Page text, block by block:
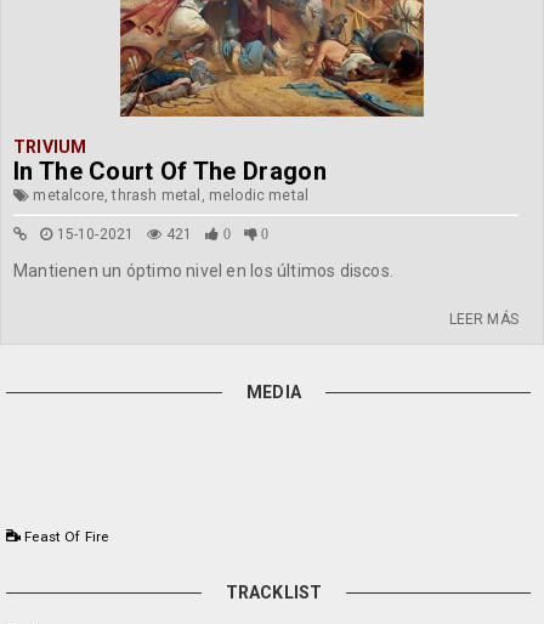
TRIVIUM
In The Court Of The Dragon
metalcore, thrash metal, melodic metal
15-10-2021 421 0 0
Mantienen un óptimo nivel en los últimos discos.
LEER MÁS
MEDIA
Feast Of Fire
TRACKLIST